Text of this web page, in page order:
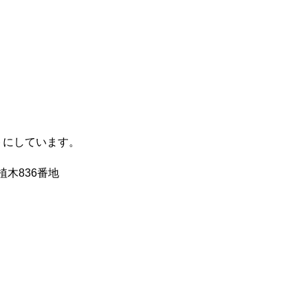
しています。
木836番地